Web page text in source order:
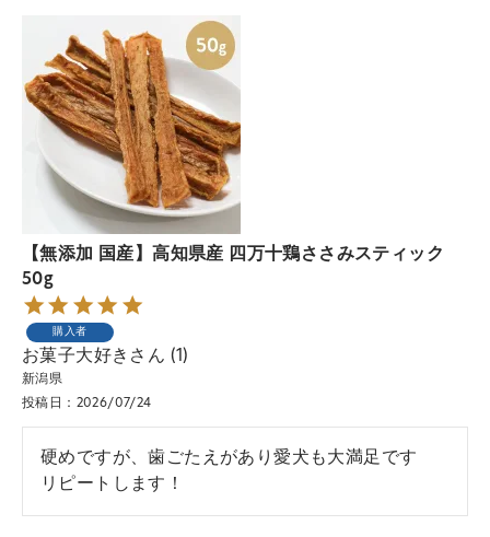
【無添加 国産】高知県産 四万十鶏ささみスティック
50g
購入者
お菓子大好き 1
新潟県
投稿日
2026/07/24
硬めですが、歯ごたえがあり愛犬も大満足です
リピートします！